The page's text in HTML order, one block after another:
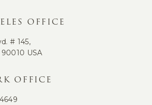
OFFICE
# 145,
USA
OFFICE